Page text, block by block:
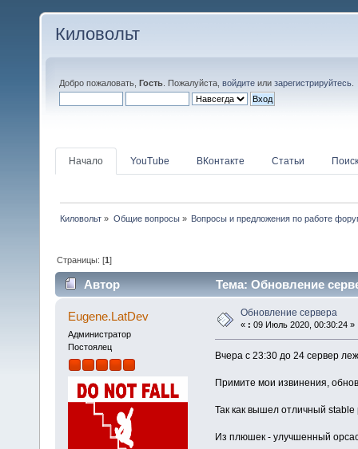
Киловольт
Добро пожаловать, Гость . Пожалуйста, войдите или зарегистрируйтесь
Начало YouTube ВКонтакте Статьи Поиск
Киловольт » Общие вопросы» Вопросы и предложения по работе
Страницы: [1]
Автор Тема: Обновление
Eugene.LatDev
Администратор
Постоялец
Обновление сервера
« : 09 Июль 2020, 00:30:24 »
Вчера с 23:30 до 24 сервер
Примите мои извинения,
Так как вышел отличный
Из плюшек - улучшенный